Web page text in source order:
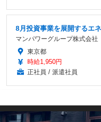
8月投資事業を展開するエ
マンパワーグループ株式会社
東京都
時給1,950円
正社員 / 派遣社員